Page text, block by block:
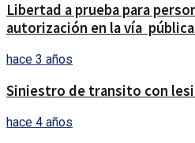
Libertad a prueba para
autorización en la vía
hace 3 años
Siniestro de transito con
hace 4 años